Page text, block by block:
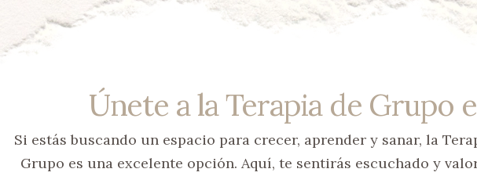
Únete a la Terapia de Grupo
Si estás buscando un espacio para crecer, aprender y sanar, la
Grupo es una excelente opción. Aquí, te sentirás escuchado y